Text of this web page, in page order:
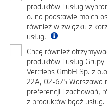
produktów i usług
o. na podstawie moich
również w związku z
usług.
Chcę również
produktów i usług
Vertriebs GmbH Sp. z
22A, 02-675 Warszawa
preferencji i zachowań,
z produktów bądź usług.